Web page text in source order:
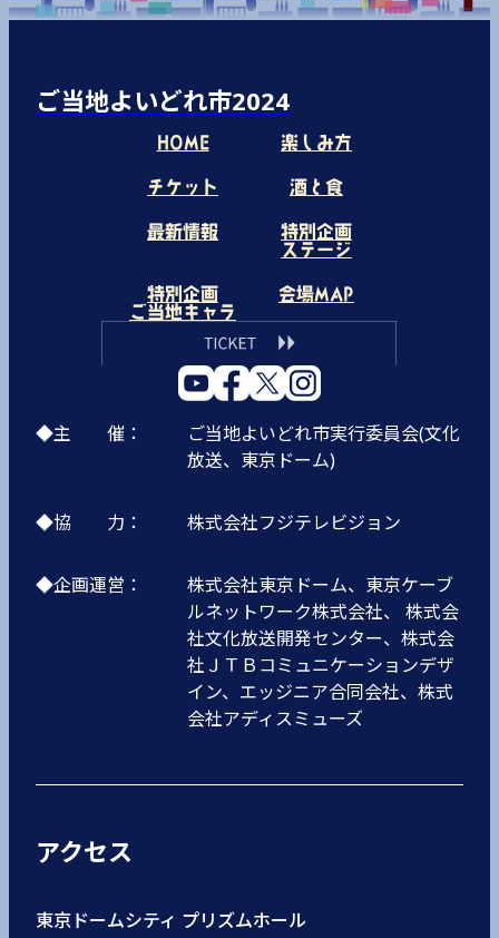
ご当地よいどれ市2024
HOME 楽しみ方
チケット 酒と食
最新情報
特別企画
ステージ
特別企画
ご当地キャラ
会場MAP
◆主 催：
ご当地よいどれ市実行委員会(文化
放送、東京ドーム)
◆協 力： 株式会社フジテレビジョン
◆企画運営：
株式会社東京ドーム、東京ケーブ
ルネットワーク株式会社、 株式会
社文化放送開発センター、株式会
社ＪＴＢコミュニケーションデザ
イン、エッジニア合同会社、株式
会社アディスミューズ
アクセス
東京ドームシティ プリズムホール